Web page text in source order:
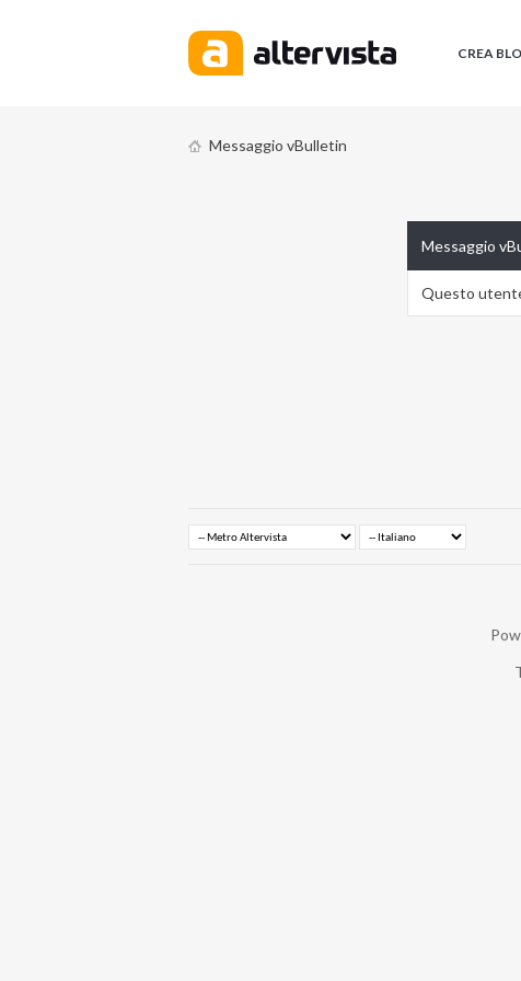
CREA
Messaggio vBulletin
Messaggio
Questo